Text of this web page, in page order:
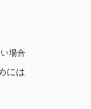
場合
には